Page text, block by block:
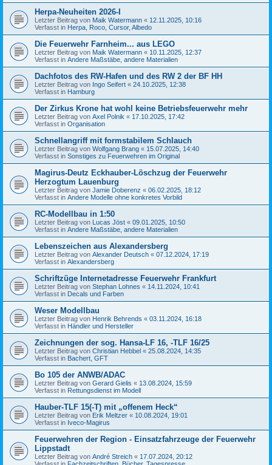
Herpa-Neuheiten 2026-I
Letzter Beitrag von Maik Watermann « 12.11.2025, 10:16
Verfasst in Herpa, Roco, Cursor, Albedo
Die Feuerwehr Farnheim... aus LEGO
Letzter Beitrag von Maik Watermann « 10.11.2025, 12:37
Verfasst in Andere Maßstäbe, andere Materialien
Dachfotos des RW-Hafen und des RW 2 der BF HH
Letzter Beitrag von Ingo Seifert « 24.10.2025, 12:38
Verfasst in Hamburg
Der Zirkus Krone hat wohl keine Betriebsfeuerwehr mehr
Letzter Beitrag von Axel Polnik « 17.10.2025, 17:42
Verfasst in Organisation
Schnellangriff mit formstabilem Schlauch
Letzter Beitrag von Wolfgang Brang « 15.07.2025, 14:40
Verfasst in Sonstiges zu Feuerwehren im Original
Magirus-Deutz Eckhauber-Löschzug der Feuerwehr
Herzogtum Lauenburg
Letzter Beitrag von Jamie Doberenz « 06.02.2025, 18:12
Verfasst in Andere Modelle ohne konkretes Vorbild
RC-Modellbau in 1:50
Letzter Beitrag von Lucas Jöst « 09.01.2025, 10:50
Verfasst in Andere Maßstäbe, andere Materialien
Lebenszeichen aus Alexandersberg
Letzter Beitrag von Alexander Deutsch « 07.12.2024, 17:19
Verfasst in Alexandersberg
Schriftzüge Internetadresse Feuerwehr Frankfurt
Letzter Beitrag von Stephan Lohnes « 14.11.2024, 10:41
Verfasst in Decals und Farben
Weser Modellbau
Letzter Beitrag von Henrik Behrends « 03.11.2024, 16:18
Verfasst in Händler und Hersteller
Zeichnungen der sog. Hansa-LF 16, -TLF 16/25
Letzter Beitrag von Christian Hebbel « 25.08.2024, 14:35
Verfasst in Bachert, GFT
Bo 105 der ANWB/ADAC
Letzter Beitrag von Gerard Gielis « 13.08.2024, 15:59
Verfasst in Rettungsdienst im Modell
Hauber-TLF 15(-T) mit „offenem Heck“
Letzter Beitrag von Erik Meltzer « 10.08.2024, 19:01
Verfasst in Iveco-Magirus
Feuerwehren der Region - Einsatzfahrzeuge der Feuerwehr
Lippstadt
Letzter Beitrag von André Streich « 17.07.2024, 20:12
Verfasst in Fachzeitschriften, Bücher, Tagespresse